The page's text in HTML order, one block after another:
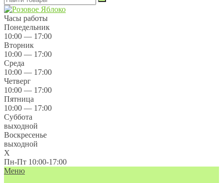
Часы работы
Понедельник
10:00 — 17:00
Вторник
10:00 — 17:00
Среда
10:00 — 17:00
Четверг
10:00 — 17:00
Пятница
10:00 — 17:00
Суббота
выходной
Воскресенье
выходной
X
Пн-Пт 10:00-17:00
Меню